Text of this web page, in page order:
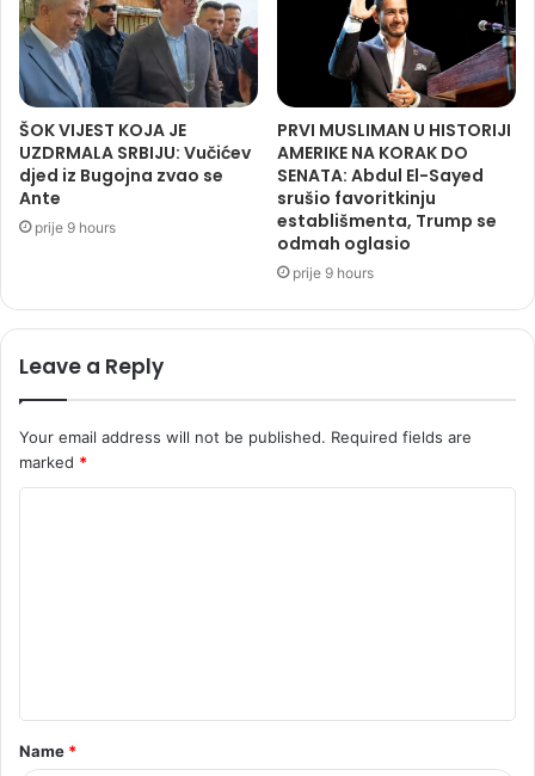
ŠOK VIJEST KOJA JE
UZDRMALA SRBIJU: Vučićev
djed iz Bugojna zvao se
Ante
prije 9 hours
PRVI MUSLIMAN U HISTORIJI
AMERIKE NA KORAK DO
SENATA: Abdul El-Sayed
srušio favoritkinju
establišmenta, Trump se
odmah oglasio
prije 9 hours
Leave a Reply
Your email address will not be published. Required fields are
marked *
t
*
Name *